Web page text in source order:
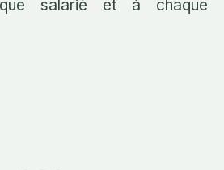
salarié et à chaque